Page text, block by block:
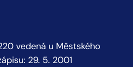
vedená u Městského
29. 5. 2001